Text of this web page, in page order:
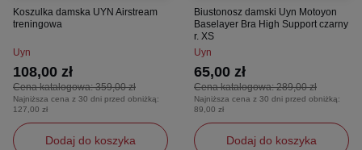
Koszulka damska UYN Airstream
treningowa
Uyn
Cena katalogowa:359,00 zł
108,00 zł
Najniższa cena z 30 dni przed obniżką:
127,00 zł
Dodaj do koszyka
Biustonosz damski Uyn Motoyon
Baselayer Bra High Support czarny
r. XS
Uyn
Cena katalogowa:289,00 zł
65,00 zł
Najniższa cena z 30 dni przed obniżką:
89,00 zł
Dodaj do koszyka